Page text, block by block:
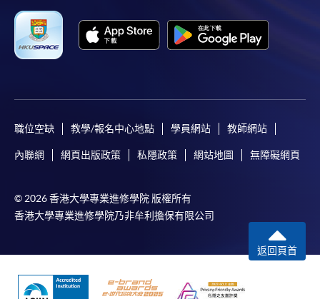
職位空缺 教學/報名中心地點 學員網站 教師網站
內聯網 網頁出版政策 私隱政策 網站地圖 無障礙網頁
© 2026 香港大學專業進修學院 版權所有
香港大學專業進修學院乃非牟利擔保有限公司
返回頁首